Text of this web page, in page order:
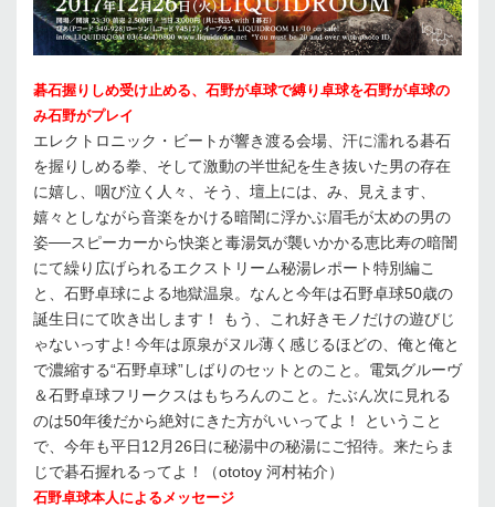
碁石握りしめ受け止める、石野が卓球で縛り卓球を石野が卓球の
み石野がプレイ
エレクトロニック・ビートが響き渡る会場、汗に濡れる碁石
を握りしめる拳、そして激動の半世紀を生き抜いた男の存在
に嬉し、咽び泣く人々、そう、壇上には、み、見えます、
嬉々としながら音楽をかける暗闇に浮かぶ眉毛が太めの男の
姿──スピーカーから快楽と毒湯気が襲いかかる恵比寿の暗闇
にて繰り広げられるエクストリーム秘湯レポート特別編こ
と、石野卓球による地獄温泉。なんと今年は石野卓球50歳の
誕生日にて吹き出します！ もう、これ好きモノだけの遊びじ
ゃないっすよ! 今年は原泉がヌル薄く感じるほどの、俺と俺と
で濃縮する“石野卓球”しばりのセットとのこと。電気グルーヴ
＆石野卓球フリークスはもちろんのこと。たぶん次に見れる
のは50年後だから絶対にきた方がいいってよ！ ということ
で、今年も平日12月26日に秘湯中の秘湯にご招待。来たらま
じで碁石握れるってよ！（ototoy 河村祐介）
石野卓球本人によるメッセージ